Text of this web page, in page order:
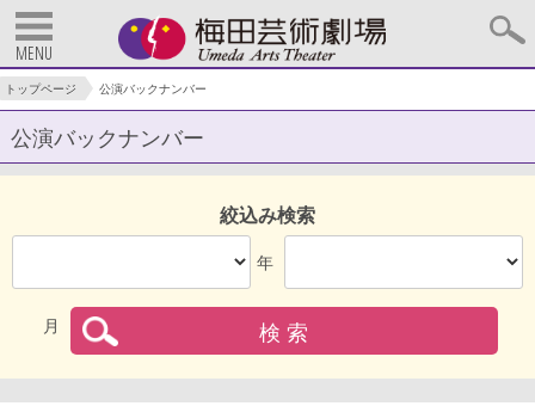
MENU
トップページ 公演バックナンバー
公演バックナンバー
絞込み検索
年
月